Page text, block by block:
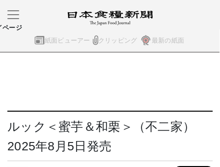
紙面ビューアー クリッピング 最新の紙面
ページ
ルック＜蜜芋＆和栗＞（不二家）
2025年8月5日発売